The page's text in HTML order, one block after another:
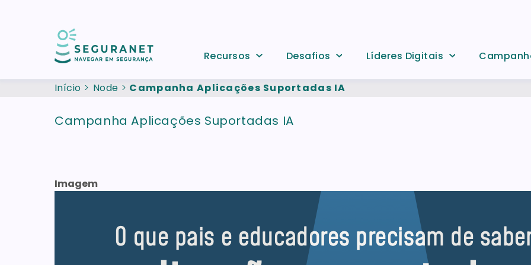
Recursos Desafios Líderes Digitais
Início Node Campanha Aplicações Suportadas IA
Campanha Aplicações Suportadas IA
Imagem